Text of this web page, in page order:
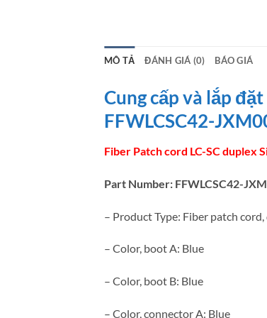
MÔ TẢ ĐÁNH GIÁ (0) BÁO GIÁ
Cung cấp và lắp
FFWLCSC42-
Fiber Patch cord LC-SC duplex
Part Number: FFWLCSC42-
– Product Type: Fiber patch
– Color, boot A: Blue
– Color, boot B: Blue
– Color, connector A: Blue